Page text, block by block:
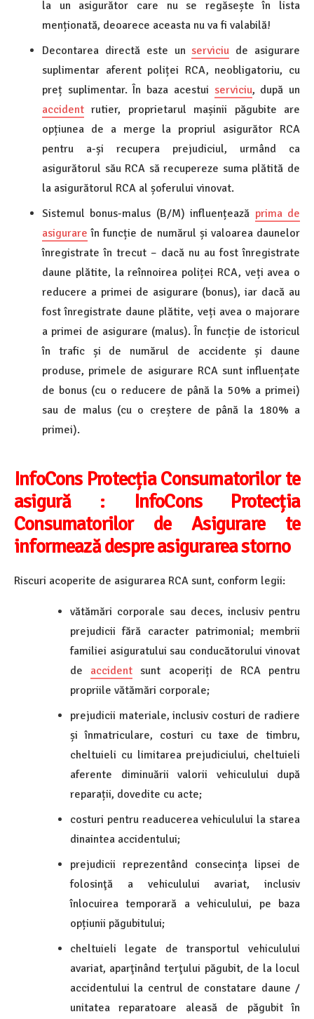
la un asigurător care nu se regăsește în lista
menționată, deoarece aceasta nu va fi valabilă!
Decontarea directă este un serviciu de asigurare
suplimentar aferent poliței RCA, neobligatoriu, cu
preț suplimentar. În baza acestui serviciu, după un
accident rutier, proprietarul mașinii păgubite are
opțiunea de a merge la propriul asigurător RCA
pentru a-și recupera prejudiciul, urmând ca
asigurătorul său RCA să recupereze suma plătită de
la asigurătorul RCA al șoferului vinovat.
Sistemul bonus-malus (B/M) influențează prima de
asigurare în funcție de numărul și valoarea daunelor
înregistrate în trecut – dacă nu au fost înregistrate
daune plătite, la reînnoirea poliței RCA, veți avea o
reducere a primei de asigurare (bonus), iar dacă au
fost înregistrate daune plătite, veți avea o majorare
a primei de asigurare (malus). În funcție de istoricul
în trafic și de numărul de accidente și daune
produse, primele de asigurare RCA sunt influențate
de bonus (cu o reducere de până la 50% a primei)
sau de malus (cu o creștere de până la 180% a
primei).
InfoCons Protecția Consumatorilor te
asigură : InfoCons Protecția
Consumatorilor de Asigurare te
informează despre asigurarea storno
Riscuri acoperite de asigurarea RCA sunt, conform legii:
vătămări corporale sau deces, inclusiv pentru
prejudicii fără caracter patrimonial; membrii
familiei asiguratului sau conducătorului vinovat
de accident sunt acoperiți de RCA pentru
propriile vătămări corporale;
prejudicii materiale, inclusiv costuri de radiere
și înmatriculare, costuri cu taxe de timbru,
cheltuieli cu limitarea prejudiciului, cheltuieli
aferente diminuării valorii vehiculului după
reparații, dovedite cu acte;
costuri pentru readucerea vehiculului la starea
dinaintea accidentului;
prejudicii reprezentând consecința lipsei de
folosinţă a vehiculului avariat, inclusiv
înlocuirea temporară a vehiculului, pe baza
opțiunii păgubitului;
cheltuieli legate de transportul vehiculului
avariat, aparţinând terţului păgubit, de la locul
accidentului la centrul de constatare daune /
unitatea reparatoare aleasă de păgubit în